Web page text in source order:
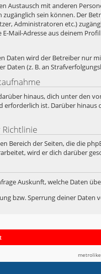
Austausch mit anderen
sein können. Der
Administratoren etc.)
Mail-Adresse aus deinem
Daten wird der Betreiber nur
Daten (z. B. an
hinaus, dich unter den
erforderlich ist. Darüber
Bereich der Seiten, die die
wird er dich darüber
Auskunft, welche Daten
bzw. Sperrung deiner